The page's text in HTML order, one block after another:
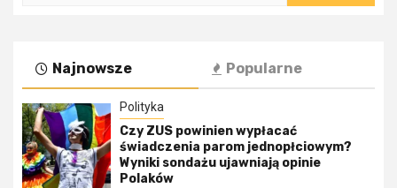
Najnowsze Popularne
Polityka
Czy ZUS powinien wypłacać
świadczenia parom jednopłciowym?
Wyniki sondażu ujawniają opinie
Polaków